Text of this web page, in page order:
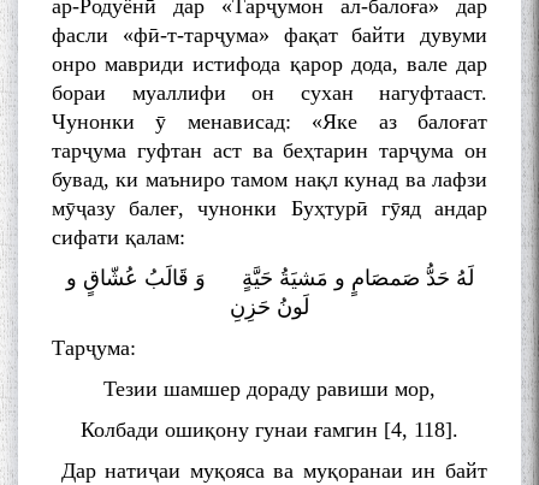
ар-Родуёнӣ дар «Тарҷумон ал-балоға» дар
фасли «фӣ-т-тарҷума» фақат байти дувуми
онро мавриди истифода қарор дода, вале дар
бораи муаллифи он сухан нагуфтааст.
Чунонки ӯ менависад: «Яке аз балоғат
тарҷума гуфтан аст ва беҳтарин тарҷума он
бувад, ки маъниро тамом нақл кунад ва лафзи
мӯҷазу балеғ, чунонки Буҳтурӣ гӯяд андар
сифати қалам:
لَهُ حَدُّ صَمصَامٍ و مَشیَةُ حَیَّةٍ وَ قَالَبُ عُشّاقٍ و
لَونُ حَزِنِ
Тарҷума:
Тезии шамшер дораду равиши мор,
Колбади ошиқону гунаи ғамгин [4, 118].
Дар натиҷаи муқояса ва муқоранаи ин байт